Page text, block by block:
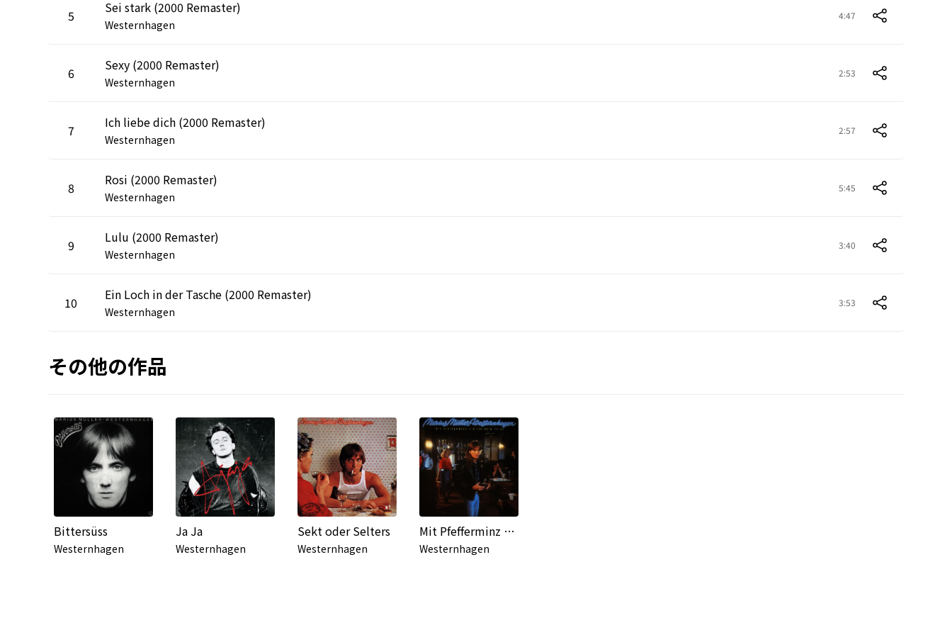
5 Sei stark (2000 Remaster)
Westernhagen
4:47
6 Sexy (2000 Remaster)
Westernhagen
2:53
7 Ich liebe dich (2000 Remaster)
Westernhagen
2:57
8 Rosi (2000 Remaster)
Westernhagen
5:45
9 Lulu (2000 Remaster)
Westernhagen
3:40
10 Ein Loch in der Tasche (2000 Remaster)
Westernhagen
3:53
その他の作品
Bittersüss
Westernhagen
Ja Ja
Westernhagen
Sekt oder Selters
Westernhagen
Mit Pfefferminz bin ich dein Prinz (2000 Remaster)
Westernhagen